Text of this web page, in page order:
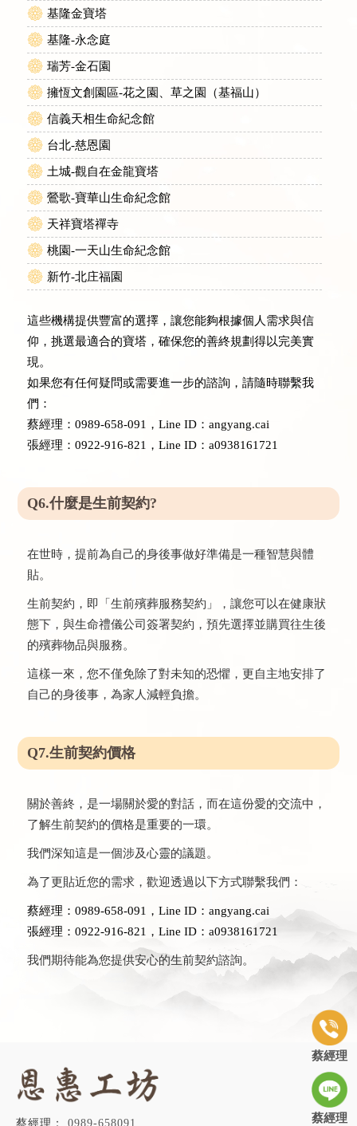
基隆金寶塔
基隆-永念庭
瑞芳-金石園
擁恆文創園區-花之園、草之園（基福山）
信義天相生命紀念館
台北-慈恩園
土城-觀自在金龍寶塔
鶯歌-寶華山生命紀念館
天祥寶塔禪寺
桃園-一天山生命紀念館
新竹-北庄福園
這些機構提供豐富的選擇，讓您能夠根據個人需求與信
仰，挑選最適合的寶塔，確保您的善終規劃得以完美實
現。
如果您有任何疑問或需要進一步的諮詢，請隨時聯繫我
們：
蔡經理：0989-658-091，Line ID：angyang.cai
張經理：0922-916-821，Line ID：a0938161721
Q6.什麼是生前契約?
在世時，提前為自己的身後事做好準備是一種智慧與體
貼。
生前契約，即「生前殯葬服務契約」，讓您可以在健康狀
態下，與生命禮儀公司簽署契約，預先選擇並購買往生後
的殯葬物品與服務。
這樣一來，您不僅免除了對未知的恐懼，更自主地安排了
自己的身後事，為家人減輕負擔。
Q7.生前契約價格
關於善終，是一場關於愛的對話，而在這份愛的交流中，
了解生前契約的價格是重要的一環。
我們深知這是一個涉及心靈的議題。
為了更貼近您的需求，歡迎透過以下方式聯繫我們：
蔡經理：0989-658-091，Line ID：angyang.cai
張經理：0922-916-821，Line ID：a0938161721
我們期待能為您提供安心的生前契約諮詢。
0989-658091
蔡經理
蔡經理